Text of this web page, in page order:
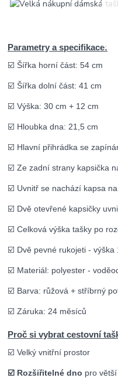
Parametry a specifikace:
☑️ Šířka horní část: 54 cm
☑️ Šířka dolní část: 41 cm
☑️ Výška: 30 cm + 12 cm
☑️ Hloubka dna: 21,5 cm
☑️ Hlavní přihrádka se
☑️ Ze zadní strany kapsička
☑️ Uvnitř se nachází kapsa
☑️ Dvě otevřené kapsičky
☑️ Celková výška tašky po
☑️ Dvě pevné rukojeti - výška
☑️ Materiál: polyester -
☑️ Barva: růžová + stříbrný
☑️ Záruka: 24 měsíců
Proč si vybrat cestovní
☑️ Velký vnitřní prostor
☑️ Rozšiřitelné dno pro